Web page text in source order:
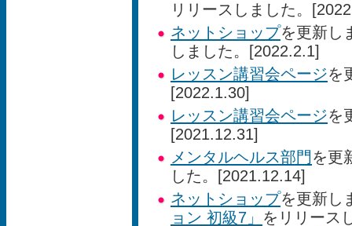
リリースしました。
ネットショップを更新し
しました。[2022.2.1]
レッスン講習会ページを
[2022.1.30]
レッスン講習会ページを
[2021.12.31]
メンタルヘルス部門 を更
した。[2021.12.14]
ネットショップを更新し
ョン 初級7」 をリリース